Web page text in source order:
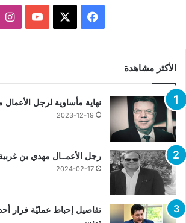
فيسبوك يوتيوب
الأكثر مشاهدة
نهاية مأساوية لرجل
2023-12-19
رجل الأعمــال مهدي بن غربية
2024-02-17
تفاصيل إحباط عمليّة فرار